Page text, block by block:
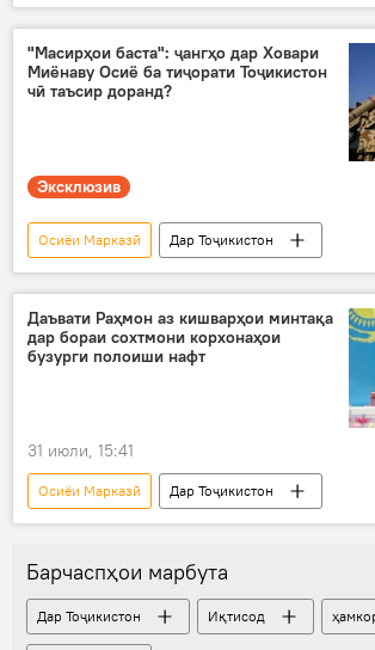
Дар Тоҷикистон
сӯзишворӣ
Русия
ҳамкорӣ
"Масирҳои баста": ҷангҳо дар Ховари
Миёнаву Осиё ба тиҷорати Тоҷикистон
чӣ таъсир доранд?
Эксклюзив
Осиёи Марказӣ
Дар Тоҷикистон
Афғонистон
ҳамкорӣ
Ховари Миёна
транзит
тиҷорат
Эрон
Даъвати Раҳмон аз кишварҳои минтақа
дар бораи сохтмони корхонаҳои
бузурги полоиши нафт
31 июли, 15:41
Осиёи Марказӣ
Дар Тоҷикистон
Эмомалӣ Раҳмон
сӯзишворӣ
Сиёсат
Барчаспҳои марбута
Дар Тоҷикистон Иқтисод